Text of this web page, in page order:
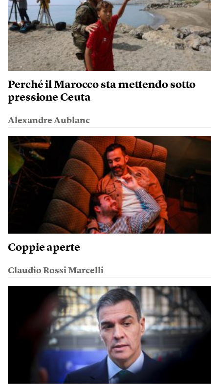
Perché il Marocco sta mettendo sotto
pressione Ceuta
Alexandre Aublanc
Coppie aperte
Claudio Rossi Marcelli